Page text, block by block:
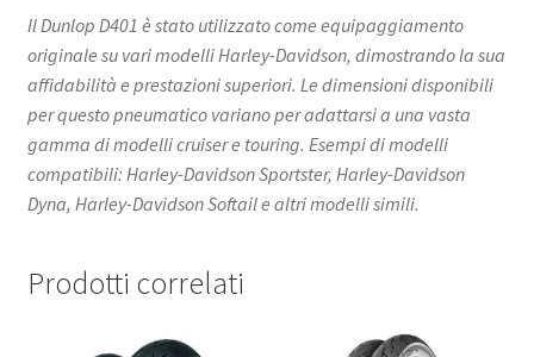
Il Dunlop D401 è stato utilizzato come equipaggiamento
originale su vari modelli Harley-Davidson, dimostrando la sua
affidabilità e prestazioni superiori. Le dimensioni disponibili
per questo pneumatico variano per adattarsi a una vasta
gamma di modelli cruiser e touring. Esempi di modelli
compatibili: Harley-Davidson Sportster, Harley-Davidson
Dyna, Harley-Davidson Softail e altri modelli simili.​
Prodotti correlati